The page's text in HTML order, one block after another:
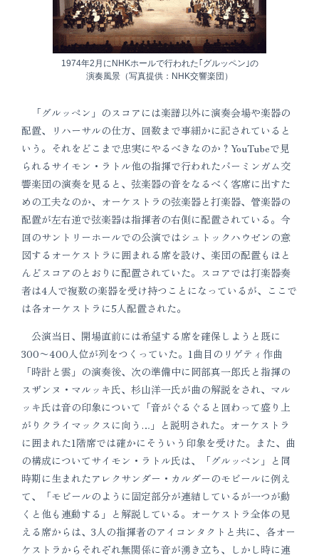
1974年2月にNHKホールで行われた｢グルッペン｣の
演奏風景（写真提供：NHK交響楽団）
「グルッペン」のスコアには楽譜以外に演奏会場や楽器の
配置、リハーサルの仕方、回数まで事細かに記されていると
いう。それをどこまで忠実にやるべきなのか？YouTubeで見
られるサイモン・ラトル他の指揮で行われたバーミンガム交
響楽団の演奏を見ると、弦楽器の音をなるべく客席に出すた
めの工夫なのか、オーケストラの弦楽器と打楽器、管楽器の
配置が左右逆で弦楽器は指揮者の右側に配置されている。今
回のサントリーホールでの公演ではシュトックハウゼンの意
図するオーケストラに囲まれる席を設け、楽団の配置もほと
んどスコアのとおりに配置されていた。スコアでは打楽器奏
者は4人で複数の楽器を受け持つことになっているが、ここで
は各オーケストラに5人配置された。
公演当日、開場直前には希望する席を確保しようと既に
300〜400人位が列をつくっていた。1曲目のリゲティ作曲
「時計と雲」の演奏後、次の準備中に岡部真一郎氏と指揮の
スザンヌ・マルッキ氏、杉山洋一氏が曲の解説をされ、マル
ッキ氏は音の印象について「音がぐるぐると回わって盛り上
がりクライマックスに向う…」と説明された。オーケストラ
に囲まれた1階席では確かにそういう印象を受けた。また、曲
の構成についてサイモン・ラトル氏は、「グルッペン」と同
時期に生まれたアレクサンダー・カルダーのモビールに例え
て、「モビールのように固定部分が連結しているが一つが動
くと他も連動する」と解説している。オーケストラ全体の見
える席からは、3人の指揮者のアイコンタクトと共に、各オー
ケストラからそれぞれ無関係に音が湧き立ち、しかし時に連